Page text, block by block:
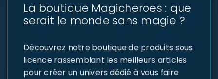
La boutique Magicheroes : que
serait le monde sans magie ?
Découvrez notre boutique de produits sous
licence rassemblant les meilleurs articles
pour créer un univers dédié à vous faire